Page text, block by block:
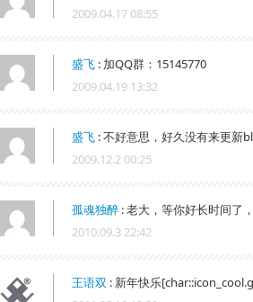
2009.04.17 08:55
盛飞 : 加QQ群：15145770
2009.04.19 13:32
盛飞 :不好意思，好久没有来更新
2009.12.2 00:25
孤魂独醉 :老大，等你好长时间了
2010.09.3 22:42
王语双 : 新年快乐